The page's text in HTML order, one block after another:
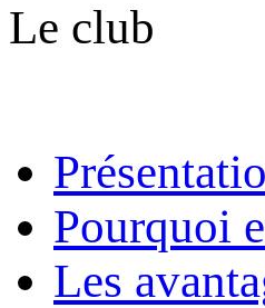
Le club
Pourquoi
Les